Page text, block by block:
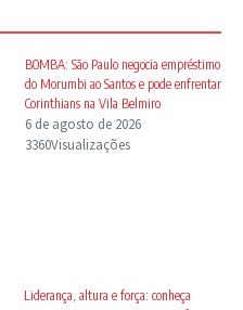
BOMBA: São Paulo negocia empréstimo
do Morumbi ao Santos e pode enfrentar
Corinthians na Vila Belmiro
6 de agosto de 2026
3360Visualizações
Liderança, altura e força: conheça